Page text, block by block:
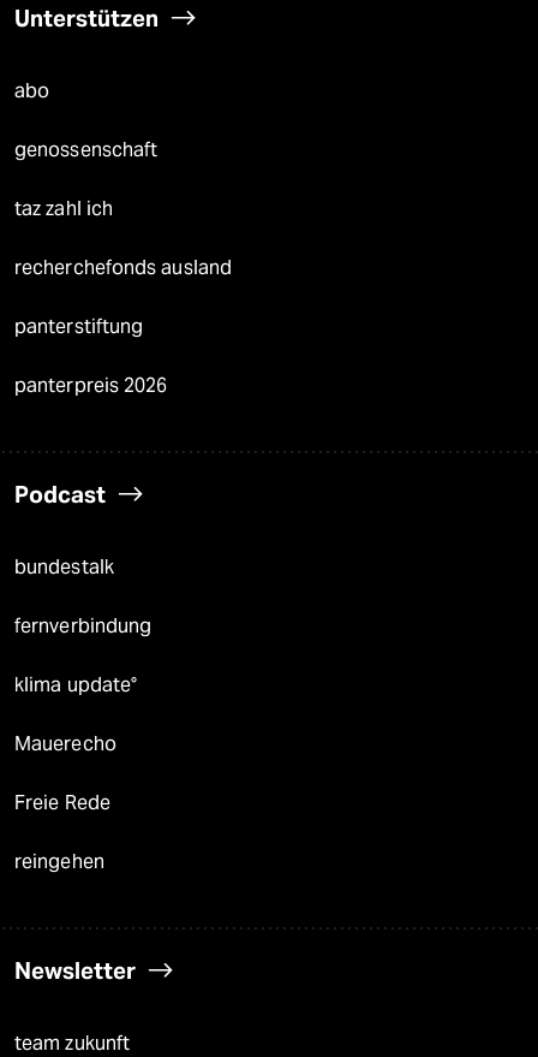
Unterstützen
abo
genossenschaft
taz zahl ich
recherchefonds ausland
panterstiftung
panterpreis 2026
Podcast
bundestalk
fernverbindung
klima update°
Mauerecho
Freie Rede
reingehen
Newsletter
team zukunft